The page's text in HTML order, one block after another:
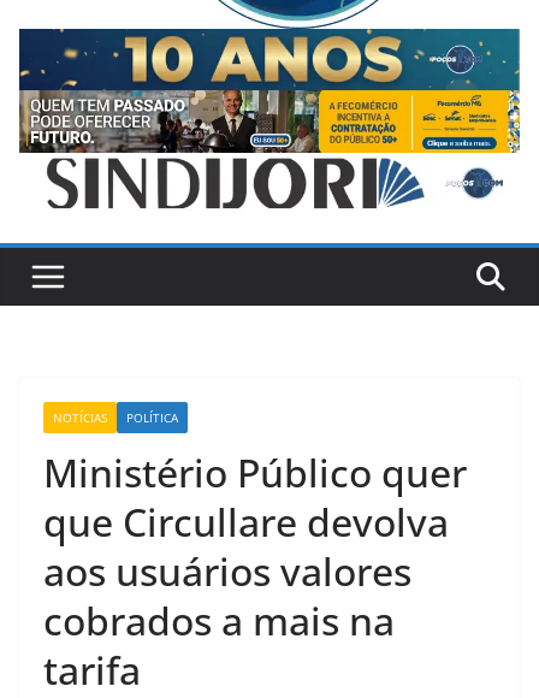
NOTÍCIAS POLÍTICA
Ministério Público quer
que Circullare devolva
aos usuários valores
cobrados a mais na
tarifa